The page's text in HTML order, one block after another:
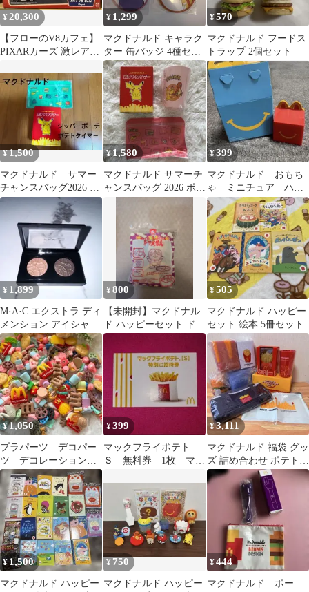
¥20,300
【フローのV8カフェ】
PIXARカーズ 激レア絶
¥ 1,299
マクドナルド キャラク
ター 缶バッジ 4種セッ
ト
¥570
マクドナルド フードス
トラップ 2個セット
¥1,500
マクドナルド サマー
チャンスバッグ2026 ポ
テトタイマー ジッパ
ーポーチ
¥ 1,580
マクドナルド サマーチ
ャンスバッグ 2026 ポケ
¥399
マクドナルド おもち
ゃ ミニチュア ハッ
ピーセットボックス
【新品】 第二弾
¥ 1,899
M·A·C エクストラ ディ
メンション アイシャド
ウ
¥800
【未開封】マクドナル
ド ハッピーセット ドラ
えもん ぴゅんぴゅんタ
ケコプター
¥505
マクドナルド ハッピー
セット 絵本 5冊セット
¥1,050
プラパーツ デコパー
ツ デコレーションパ
ーツ キャラクター
¥399
マックフライポテト
Ｓ 無料券 1枚 マク
¥3,111
マクドナルド 福袋 グッ
ズ 詰め合わせ ポテトラ
イト 加湿器 クロック
未開封
¥ 1,500
マクドナルド ハッピー
¥ 750
マクドナルド ハッピー
¥444
マクドナルド ポー